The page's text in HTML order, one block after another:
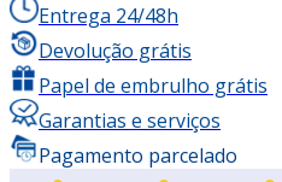
Entrega 24/48h
Devolução grátis
Papel de embrulho grátis
Garantias e serviços
Pagamento parcelado